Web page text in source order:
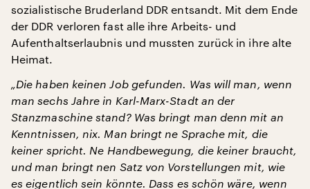
sozialistische Bruderland DDR entsandt. Mit dem Ende
der DDR verloren fast alle ihre Arbeits- und
Aufenthaltserlaubnis und mussten zurück in ihre alte
Heimat.
„Die haben keinen Job gefunden. Was will man, wenn
man sechs Jahre in Karl-Marx-Stadt an der
Stanzmaschine stand? Was bringt man denn mit an
Kenntnissen, nix. Man bringt ne Sprache mit, die
keiner spricht. Ne Handbewegung, die keiner braucht,
und man bringt nen Satz von Vorstellungen mit, wie
es eigentlich sein könnte. Dass es schön wäre, wenn